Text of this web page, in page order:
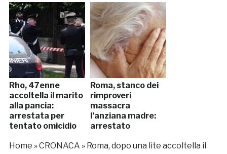
Rho, 47enne
accoltella il marito
alla pancia:
arrestata per
tentato omicidio
Roma, stanco dei
rimproveri
massacra
l’anziana madre:
arrestato
Home »CRONACA » Roma, dopo una lite accoltella il